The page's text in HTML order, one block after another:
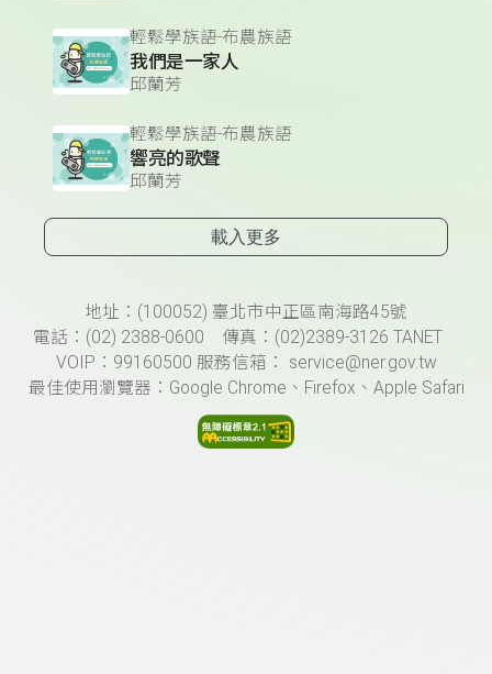
輕鬆學族語-布農族語
我們是一家人
邱蘭芳
輕鬆學族語-布農族語
響亮的歌聲
邱蘭芳
載入更多
頁尾資訊地址：(100052) 臺北市中正區南海路45號
電話：(02) 2388-0600 傳真：(02)2389-3126 TANET
VOIP：99160500 服務信箱： service@ner.gov.tw
最佳使用瀏覽器：Google Chrome、Firefox、Apple Safari